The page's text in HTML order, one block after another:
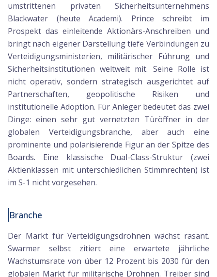
umstrittenen privaten Sicherheitsunternehmens
Blackwater (heute Academi). Prince schreibt im
Prospekt das einleitende Aktionärs-Anschreiben und
bringt nach eigener Darstellung tiefe Verbindungen zu
Verteidigungsministerien, militärischer Führung und
Sicherheitsinstitutionen weltweit mit. Seine Rolle ist
nicht operativ, sondern strategisch ausgerichtet auf
Partnerschaften, geopolitische Risiken und
institutionelle Adoption. Für Anleger bedeutet das zwei
Dinge: einen sehr gut vernetzten Türöffner in der
globalen Verteidigungsbranche, aber auch eine
prominente und polarisierende Figur an der Spitze des
Boards. Eine klassische Dual-Class-Struktur (zwei
Aktienklassen mit unterschiedlichen Stimmrechten) ist
im S-1 nicht vorgesehen.
Branche
Der Markt für Verteidigungsdrohnen wächst rasant.
Swarmer selbst zitiert eine erwartete jährliche
Wachstumsrate von über 12 Prozent bis 2030 für den
globalen Markt für militärische Drohnen. Treiber sind